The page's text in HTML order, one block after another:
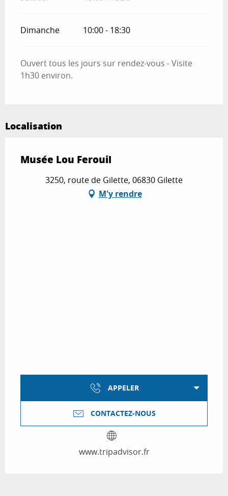
Dimanche 10:00 - 18:30
Ouvert tous les jours sur rendez-vous - Visite
1h30 environ.
Localisation
Musée Lou Ferouil
3250, route de Gilette, 06830 Gilette
M'y rendre
APPELER
CONTACTEZ-NOUS
www.tripadvisor.fr